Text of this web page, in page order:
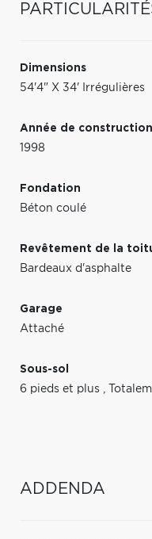
Dimensions
54'4" X 34' Irrégulières
Année de construction
1998
Fondation
Béton coulé
Revêtement de la
Bardeaux d'asphalte
Garage
Attaché
Sous-sol
6 pieds et plus ,
ADDENDA